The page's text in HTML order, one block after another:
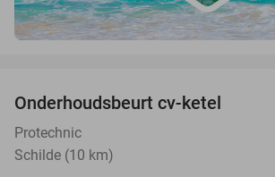
Onderhoudsbeurt cv-ketel
Protechnic
Schilde (10 km)